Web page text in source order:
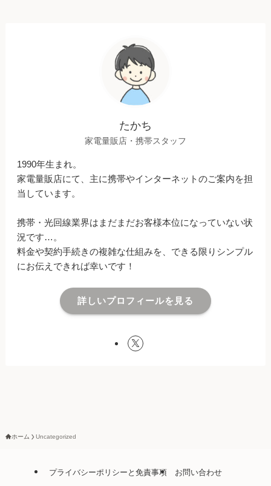
たかち
家電量販店・携帯スタッフ
1990年生まれ。
家電量販店にて、主に携帯やインターネットのご案内を担
当しています。
携帯・光回線業界はまだまだお客様本位になっていない状
況です…。
料金や契約手続きの複雑な仕組みを、できる限りシンプル
にお伝えできれば幸いです！
詳しいプロフィールを見る
ホーム Uncategorized
プライバシーポリシーと免責事項 お問い合わせ